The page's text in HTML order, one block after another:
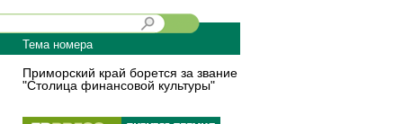
Тема номера
Приморский край борется за звание
"Столица финансовой культуры"